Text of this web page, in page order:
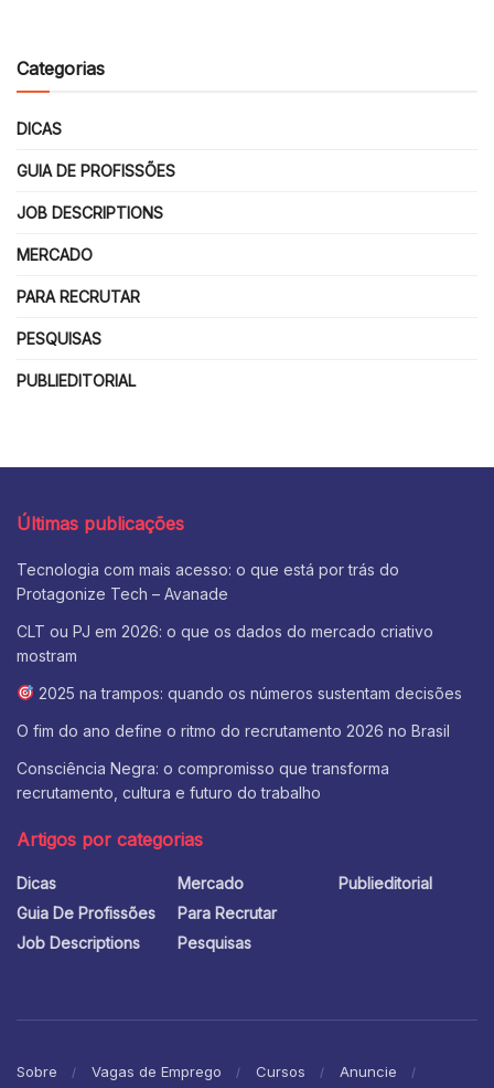
Categorias
DICAS
GUIA DE PROFISSÕES
JOB DESCRIPTIONS
MERCADO
PARA RECRUTAR
PESQUISAS
PUBLIEDITORIAL
Últimas publicações
Tecnologia com mais acesso: o que está por trás do
Protagonize Tech – Avanade
CLT ou PJ em 2026: o que os dados do mercado criativo
mostram
2025 na trampos: quando os números sustentam decisões
O fim do ano define o ritmo do recrutamento 2026 no Brasil
Consciência Negra: o compromisso que transforma
recrutamento, cultura e futuro do trabalho
Artigos por categorias
Dicas
Guia De Profissões
Job Descriptions
Mercado
Para Recrutar
Pesquisas
Publieditorial
Sobre Vagas de Emprego Cursos
Anuncie